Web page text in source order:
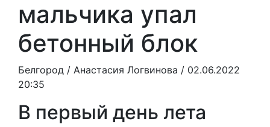
мальчика упал
бетонный блок
Белгород / Анастасия Логвинова / 02.06.2022
20:35
В первый день лета